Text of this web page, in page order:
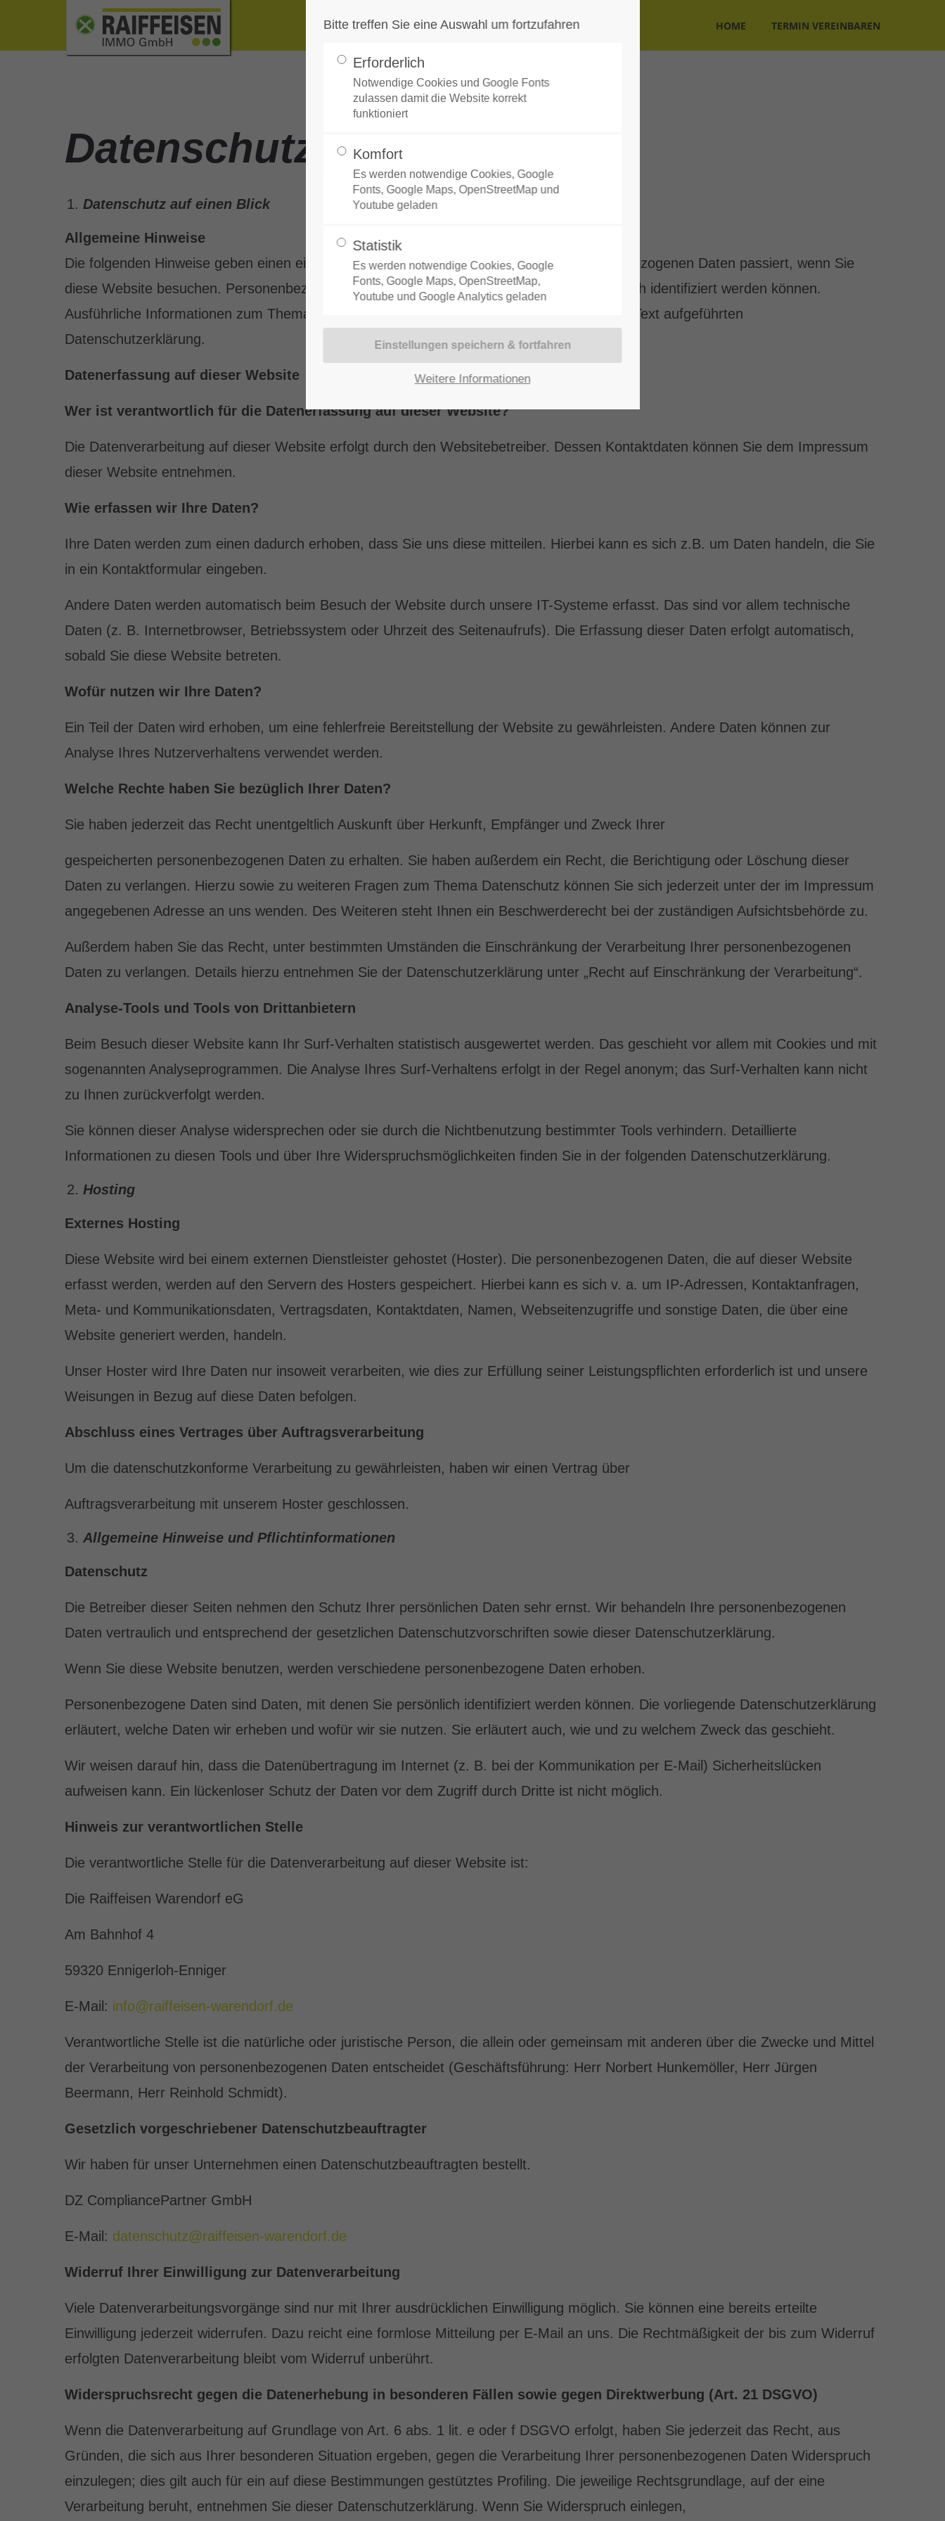
Login
Passwort
Register |Lost your
password?
Lorem ipsum dolor sit amet:
24h/
We offer support for our
customers
Cybersteel Inc.
376-293 City Road, Suite
Have any questions?
info@yourdomain.com
Donec quam felis, ultricies
nec.
HOME TERMIN VEREINBAREN
Datenschutzerklärung
Datenschutz auf einen Blick
Allgemeine Hinweise
Die folgenden Hinweise geben einen einfachen Überblick darüber, was mit Ihren personenbezogenen Daten passiert, wenn Sie
diese Website besuchen. Personenbezogene Daten sind alle Daten, mit denen Sie persönlich identifiziert werden können.
Ausführliche Informationen zum Thema Datenschutz entnehmen Sie unserer unter diesem Text aufgeführten
Datenschutzerklärung.
Datenerfassung auf dieser Website
Wer ist verantwortlich für die Datenerfassung auf dieser Website?
Die Datenverarbeitung auf dieser Website erfolgt durch den Websitebetreiber. Dessen Kontaktdaten können Sie dem Impressum
dieser Website entnehmen.
Wie erfassen wir Ihre Daten?
Ihre Daten werden zum einen dadurch erhoben, dass Sie uns diese mitteilen. Hierbei kann es sich z.B. um Daten handeln, die Sie
in ein Kontaktformular eingeben.
Andere Daten werden automatisch beim Besuch der Website durch unsere IT-Systeme erfasst. Das sind vor allem technische
Daten (z. B. Internetbrowser, Betriebssystem oder Uhrzeit des Seitenaufrufs). Die Erfassung dieser Daten erfolgt automatisch,
sobald Sie diese Website betreten.
Wofür nutzen wir Ihre Daten?
Ein Teil der Daten wird erhoben, um eine fehlerfreie Bereitstellung der Website zu gewährleisten. Andere Daten können zur
Analyse Ihres Nutzerverhaltens verwendet werden.
Welche Rechte haben Sie bezüglich Ihrer Daten?
Sie haben jederzeit das Recht unentgeltlich Auskunft über Herkunft, Empfänger und Zweck Ihrer
gespeicherten personenbezogenen Daten zu erhalten. Sie haben außerdem ein Recht, die Berichtigung oder Löschung dieser
Daten zu verlangen. Hierzu sowie zu weiteren Fragen zum Thema Datenschutz können Sie sich jederzeit unter der im Impressum
angegebenen Adresse an uns wenden. Des Weiteren steht Ihnen ein Beschwerderecht bei der zuständigen Aufsichtsbehörde zu.
Außerdem haben Sie das Recht, unter bestimmten Umständen die Einschränkung der Verarbeitung Ihrer personenbezogenen
Daten zu verlangen. Details hierzu entnehmen Sie der Datenschutzerklärung unter „Recht auf Einschränkung der Verarbeitung“.
Analyse-Tools und Tools von Drittanbietern
Beim Besuch dieser Website kann Ihr Surf-Verhalten statistisch ausgewertet werden. Das geschieht vor allem mit Cookies und mit
sogenannten Analyseprogrammen. Die Analyse Ihres Surf-Verhaltens erfolgt in der Regel anonym; das Surf-Verhalten kann nicht
zu Ihnen zurückverfolgt werden.
Sie können dieser Analyse widersprechen oder sie durch die Nichtbenutzung bestimmter Tools verhindern. Detaillierte
Informationen zu diesen Tools und über Ihre Widerspruchsmöglichkeiten finden Sie in der folgenden Datenschutzerklärung.
Hosting
Externes Hosting
Diese Website wird bei einem externen Dienstleister gehostet (Hoster). Die personenbezogenen Daten, die auf dieser Website
erfasst werden, werden auf den Servern des Hosters gespeichert. Hierbei kann es sich v. a. um IP-Adressen, Kontaktanfragen,
Meta- und Kommunikationsdaten, Vertragsdaten, Kontaktdaten, Namen, Webseitenzugriffe und sonstige Daten, die über eine
Website generiert werden, handeln.
Unser Hoster wird Ihre Daten nur insoweit verarbeiten, wie dies zur Erfüllung seiner Leistungspflichten erforderlich ist und unsere
Weisungen in Bezug auf diese Daten befolgen.
Abschluss eines Vertrages über Auftragsverarbeitung
Um die datenschutzkonforme Verarbeitung zu gewährleisten, haben wir einen Vertrag über
Auftragsverarbeitung mit unserem Hoster geschlossen.
Allgemeine Hinweise und Pflichtinformationen
Datenschutz
Die Betreiber dieser Seiten nehmen den Schutz Ihrer persönlichen Daten sehr ernst. Wir behandeln Ihre personenbezogenen
Daten vertraulich und entsprechend der gesetzlichen Datenschutzvorschriften sowie dieser Datenschutzerklärung.
Wenn Sie diese Website benutzen, werden verschiedene personenbezogene Daten erhoben.
Personenbezogene Daten sind Daten, mit denen Sie persönlich identifiziert werden können. Die vorliegende Datenschutzerklärung
erläutert, welche Daten wir erheben und wofür wir sie nutzen. Sie erläutert auch, wie und zu welchem Zweck das geschieht.
Wir weisen darauf hin, dass die Datenübertragung im Internet (z. B. bei der Kommunikation per E-Mail) Sicherheitslücken
aufweisen kann. Ein lückenloser Schutz der Daten vor dem Zugriff durch Dritte ist nicht möglich.
Hinweis zur verantwortlichen Stelle
Die verantwortliche Stelle für die Datenverarbeitung auf dieser Website ist:
Die Raiffeisen Warendorf eG
Am Bahnhof 4
59320 Ennigerloh-Enniger
E-Mail: info@raiffeisen-warendorf.de
Verantwortliche Stelle ist die natürliche oder juristische Person, die allein oder gemeinsam mit anderen über die Zwecke und Mittel
der Verarbeitung von personenbezogenen Daten entscheidet (Geschäftsführung: Herr Norbert Hunkemöller, Herr Jürgen
Beermann, Herr Reinhold Schmidt).
Gesetzlich vorgeschriebener Datenschutzbeauftragter
Wir haben für unser Unternehmen einen Datenschutzbeauftragten bestellt.
DZ CompliancePartner GmbH
E-Mail: datenschutz@raiffeisen-warendorf.de
Widerruf Ihrer Einwilligung zur Datenverarbeitung
Viele Datenverarbeitungsvorgänge sind nur mit Ihrer ausdrücklichen Einwilligung möglich. Sie können eine bereits erteilte
Einwilligung jederzeit widerrufen. Dazu reicht eine formlose Mitteilung per E-Mail an uns. Die Rechtmäßigkeit der bis zum Widerruf
erfolgten Datenverarbeitung bleibt vom Widerruf unberührt.
Widerspruchsrecht gegen die Datenerhebung in besonderen Fällen sowie gegen Direktwerbung (Art. 21 DSGVO)
Wenn die Datenverarbeitung auf Grundlage von Art. 6 abs. 1 lit. e oder f DSGVO erfolgt, haben Sie jederzeit das Recht, aus
Gründen, die sich aus Ihrer besonderen Situation ergeben, gegen die Verarbeitung Ihrer personenbezogenen Daten Widerspruch
einzulegen; dies gilt auch für ein auf diese Bestimmungen gestütztes Profiling. Die jeweilige Rechtsgrundlage, auf der eine
Verarbeitung beruht, entnehmen Sie dieser Datenschutzerklärung. Wenn Sie Widerspruch einlegen,
Bitte treffen Sie eine Auswahl um fortzufahren
Erforderlich
Notwendige Cookies und Google Fonts
zulassen damit die Website korrekt
funktioniert
Komfort
Es werden notwendige Cookies, Google
Fonts, Google Maps, OpenStreetMap und
Youtube geladen
Statistik
Es werden notwendige Cookies, Google
Fonts, Google Maps, OpenStreetMap,
Youtube und Google Analytics geladen
Weitere Informationen